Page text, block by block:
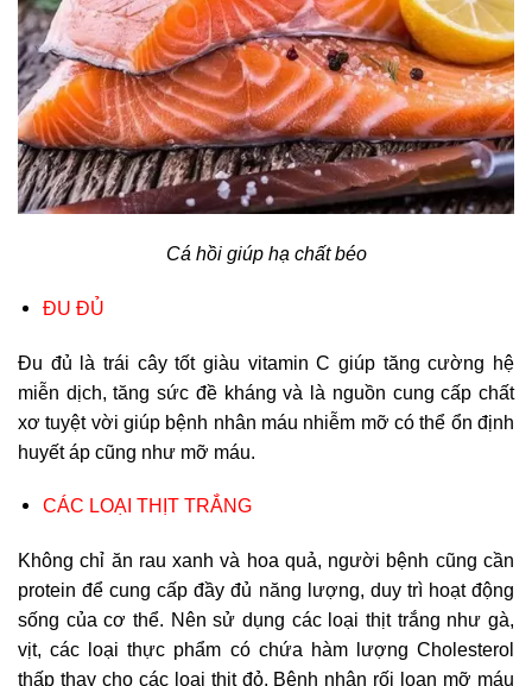
Cá hồi giúp hạ chất béo
ĐU ĐỦ
Đu đủ là trái cây tốt giàu vitamin C giúp tăng cường hệ
miễn dịch, tăng sức đề kháng và là nguồn cung cấp chất
xơ tuyệt vời giúp bệnh nhân máu nhiễm mỡ có thể ổn định
huyết áp cũng như mỡ máu.
CÁC LOẠI THỊT TRẮNG
Không chỉ ăn rau xanh và hoa quả, người bệnh cũng cần
protein để cung cấp đầy đủ năng lượng, duy trì hoạt động
sống của cơ thể. Nên sử dụng các loại thịt trắng như gà,
vịt, các loại thực phẩm có chứa hàm lượng Cholesterol
thấp thay cho các loại thịt đỏ. Bệnh nhân rối loạn mỡ máu